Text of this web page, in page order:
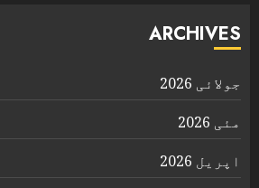
ARCHIVES
جولائی 2026
مئی 2026
اپریل 2026